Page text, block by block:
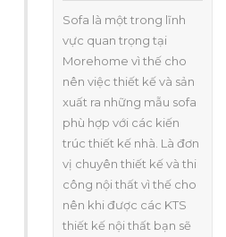
Sofa là một trong lĩnh
vực quan trọng tại
Morehome vì thế cho
nên việc thiết kế và sản
xuất ra những mẫu sofa
phù hợp với các kiến
trúc thiết kế nhà. Là đơn
vị chuyên thiết kế và thi
công nội thất vì thế cho
nên khi được các KTS
thiết kế nội thất bạn sẽ